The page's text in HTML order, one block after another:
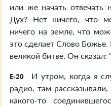
или же начать отвечать
Дух? Нет ничего, что
ничего на земле, что
это сделает Слово
великой битве. Он сказал:
E-20
И утром, когда я
радио, там
какого-то